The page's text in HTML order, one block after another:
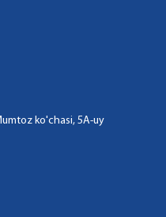
ko'chasi, 5A-uy